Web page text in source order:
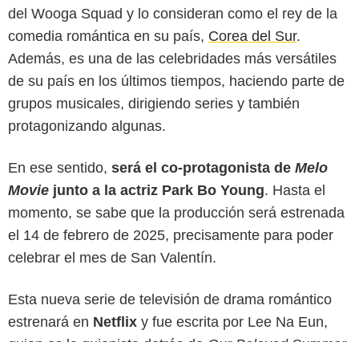
del Wooga Squad y lo consideran como el rey de la
comedia romántica en su país, Corea del Sur.
Además, es una de las celebridades más versátiles
de su país en los últimos tiempos, haciendo parte de
grupos musicales, dirigiendo series y también
protagonizando algunas.
En ese sentido, será el co-protagonista de Melo
Movie junto a la actriz Park Bo Young. Hasta el
momento, se sabe que la producción será estrenada
el 14 de febrero de 2025, precisamente para poder
celebrar el mes de San Valentín.
Esta nueva serie de televisión de drama romántico
estrenará en Netflix y fue escrita por Lee Na Eun,
Netflix